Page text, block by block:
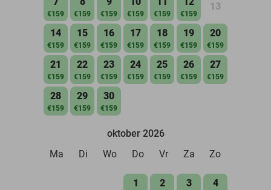
€159 €159 €159 €159 €159 €159
13
14
€159
15
€159
16
€159
17
€159
18
€159
19
€159
20
€159
21
€159
22
€159
23
€159
24
€159
25
€159
26
€159
27
€159
28
€159
29
€159
30
€159
oktober 2026
Ma
Di Wo Do Vr Za Zo
1 2 3 4